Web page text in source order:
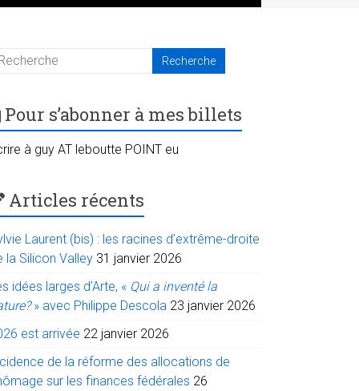
Pour s’abonner à mes billets
à guy AT leboutte POINT eu
Articles récents
Laurent (bis) : les racines d’extrême-droite
la Silicon Valley 31 janvier 2026
idées larges d’Arte, « Qui a inventé la
» avec Philippe Descola 23 janvier 2026
est arrivée 22 janvier 2026
de la réforme des allocations de
sur les finances fédérales 26